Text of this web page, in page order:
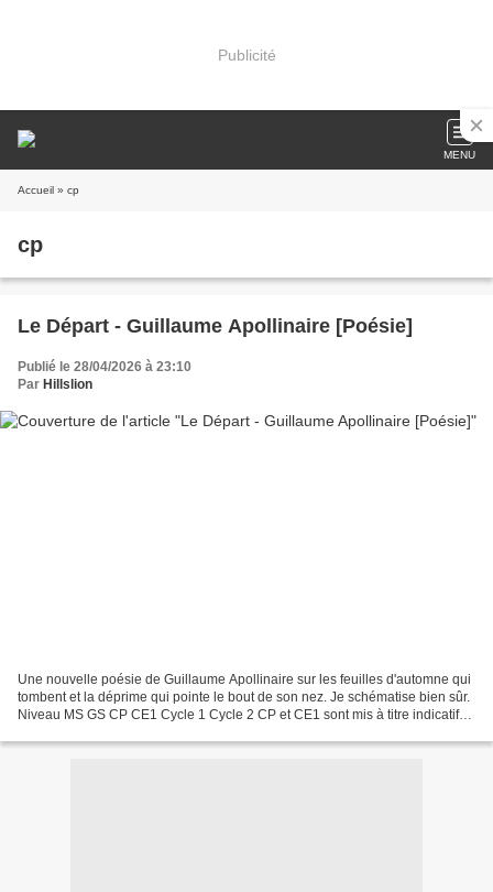
Publicité
MENU
Accueil » cp
cp
Le Départ - Guillaume Apollinaire [Poésie]
Publié le 28/04/2026 à 23:10
Par Hillslion
Une nouvelle poésie de Guillaume Apollinaire sur les feuilles d'automne qui
tombent et la déprime qui pointe le bout de son nez. Je schématise bien sûr.
Niveau MS GS CP CE1 Cycle 1 Cycle 2 CP et CE1 sont mis à titre indicatif